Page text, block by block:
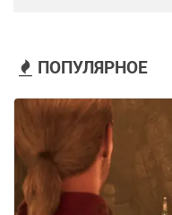
ПОПУЛЯРНОЕ